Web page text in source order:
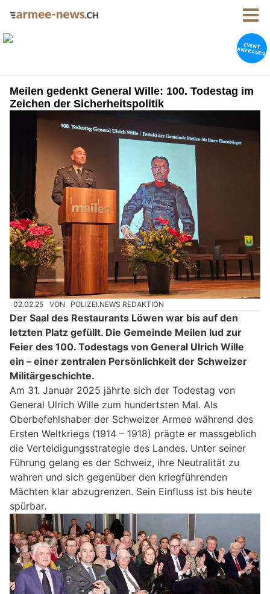
Meilen gedenkt General Wille: 100. Todestag im
Zeichen der Sicherheitspolitik
02.02.25 VON POLIZEI.NEWS REDAKTION
Der Saal des Restaurants Löwen war bis auf den
letzten Platz gefüllt. Die Gemeinde Meilen lud zur
Feier des 100. Todestags von General Ulrich Wille
ein – einer zentralen Persönlichkeit der Schweizer
Militärgeschichte.
Am 31. Januar 2025 jährte sich der Todestag von
General Ulrich Wille zum hundertsten Mal. Als
Oberbefehlshaber der Schweizer Armee während des
Ersten Weltkriegs (1914 – 1918) prägte er massgeblich
die Verteidigungsstrategie des Landes. Unter seiner
Führung gelang es der Schweiz, ihre Neutralität zu
wahren und sich gegenüber den kriegführenden
Mächten klar abzugrenzen. Sein Einfluss ist bis heute
spürbar.